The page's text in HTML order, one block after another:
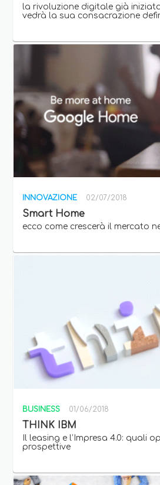
la rivoluzione digitale già
vedrà la sua consacrazione
INNOVAZIONE 02/07/2018
Smart Home
ecco come crescerà il mercato
BUSINESS 01/06/2018
THINK IBM
Il leasing e l’Impresa 4.0: quali
prospettive